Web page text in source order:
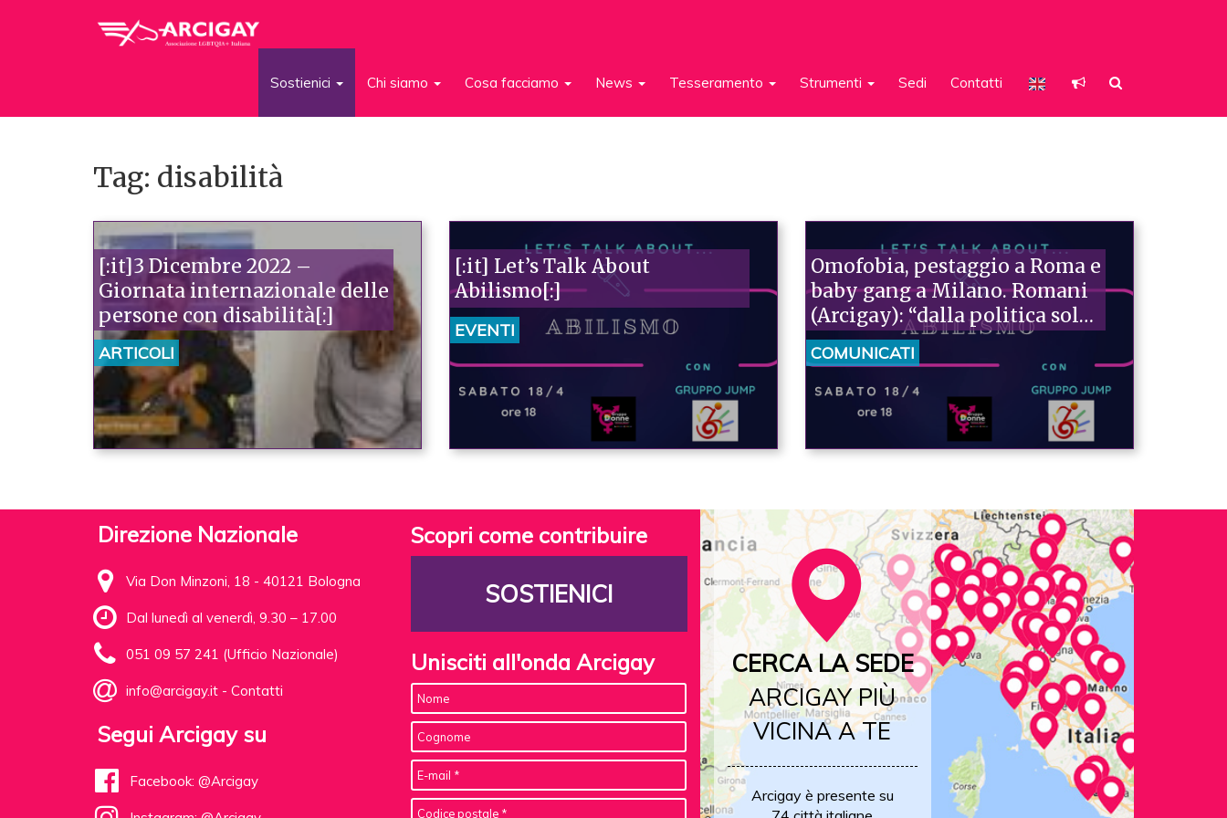
Sostienici Chi siamo Cosa facciamo News Tesseramento Strumenti Sedi Contatti
Tag: disabilità
[:it]3 Dicembre 2022 –
Giornata internazionale delle
persone con disabilità[:]
ARTICOLI
[:it] Let’s Talk About
Abilismo[:]
EVENTI
Omofobia, pestaggio a Roma e
baby gang a Milano. Romani
(Arcigay): “dalla politica solo
armi spuntate contro
violenza e discriminazioni”
COMUNICATI
Direzione Nazionale
Via Don Minzoni, 18 - 40121 Bologna
Dal lunedì al venerdì, 9.30 – 17.00
051 09 57 241 (Ufficio Nazionale)
info@arcigay.it - Contatti
Segui Arcigay su
Facebook: @Arcigay
Scopri come contribuire
SOSTIENICI
Unisciti all'onda Arcigay
CERCA LA SEDE
ARCIGAY PIÙ
VICINA A TE
Arcigay è presente su